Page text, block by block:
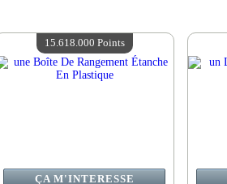
ÇA M'INTERESSE
15.618.000 Points